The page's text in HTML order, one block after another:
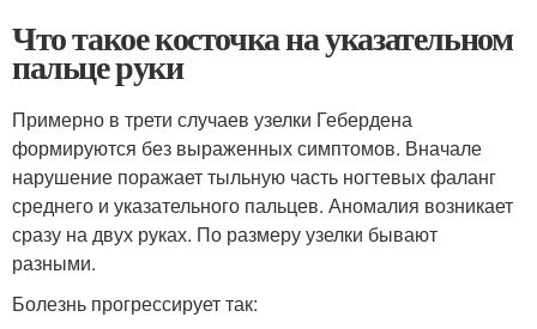
Что такое косточка на указательном
пальце руки
Примерно в трети случаев узелки Гебердена
формируются без выраженных симптомов. Вначале
нарушение поражает тыльную часть ногтевых фаланг
среднего и указательного пальцев. Аномалия возникает
сразу на двух руках. По размеру узелки бывают
разными.
Болезнь прогрессирует так: